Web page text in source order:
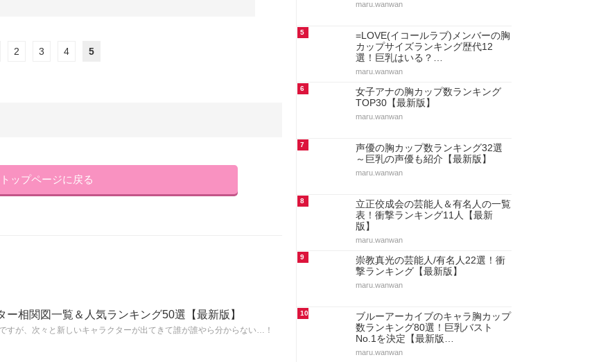
2 3 4 5
ップページに戻る
相関図一覧＆人気ランキング50選【最新版】
すが、次々と新しいキャラクターが出てきて誰が誰やら分からない…！
maru.wanwan
5
=LOVE(イコールラブ)メンバーの胸
カップサイズランキング歴代12
選！巨乳はいる？…
maru.wanwan
6
女子アナの胸カップ数ランキング
TOP30【最新版】
maru.wanwan
7
声優の胸カップ数ランキング32選
～巨乳の声優も紹介【最新版】
maru.wanwan
8
立正佼成会の芸能人＆有名人の一覧
表！衝撃ランキング11人【最新
版】
maru.wanwan
9
崇教真光の芸能人/有名人22選！衝
撃ランキング【最新版】
maru.wanwan
10
ブルーアーカイブのキャラ胸カップ
数ランキング80選！巨乳バスト
No.1を決定【最新版…
maru.wanwan